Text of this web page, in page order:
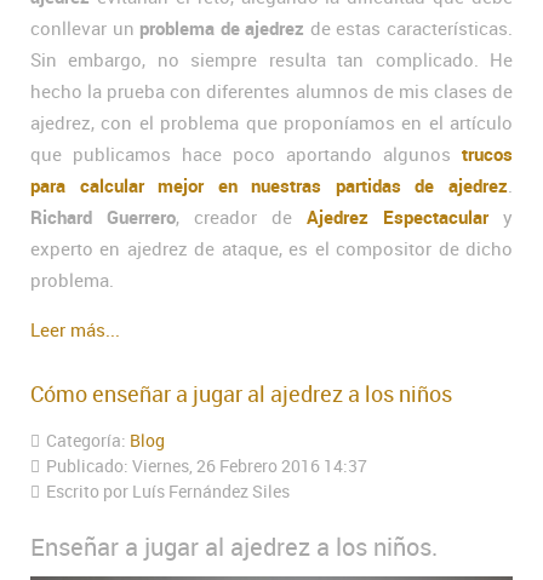
conllevar un problema de ajedrez de estas características.
Sin embargo, no siempre resulta tan complicado. He
hecho la prueba con diferentes alumnos de mis clases de
ajedrez, con el problema que proponíamos en el artículo
que publicamos hace poco aportando algunos trucos
para calcular mejor en nuestras partidas de ajedrez.
Richard Guerrero, creador de Ajedrez Espectaculary
experto en ajedrez de ataque, es el compositor de dicho
problema.
Leer más...
Cómo enseñar a jugar al ajedrez a los niños
Categoría: Blog
Publicado: Viernes, 26 Febrero 2016 14:37
Escrito por Luís Fernández Siles
Enseñar a jugar al ajedrez a los niños.